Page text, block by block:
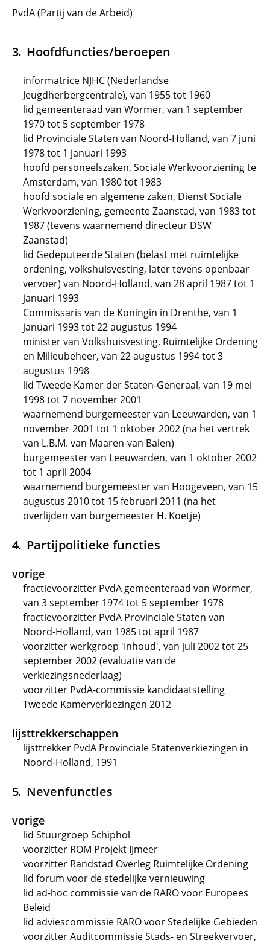
PvdA (Partij van de Arbeid)
Hoofdfuncties/beroepen
informatrice NJHC (Nederlandse
Jeugdherbergcentrale), van 1955 tot 1960
lid gemeenteraad van Wormer, van 1 september
1970 tot 5 september 1978
lid Provinciale Staten van Noord-Holland, van 7 juni
1978 tot 1 januari 1993
hoofd personeelszaken, Sociale Werkvoorziening te
Amsterdam, van 1980 tot 1983
hoofd sociale en algemene zaken, Dienst Sociale
Werkvoorziening, gemeente Zaanstad, van 1983 tot
1987 (tevens waarnemend directeur DSW
Zaanstad)
lid Gedeputeerde Staten (belast met ruimtelijke
ordening, volkshuisvesting, later tevens openbaar
vervoer) van Noord-Holland, van 28 april 1987 tot 1
januari 1993
Commissaris van de Koningin in Drenthe, van 1
januari 1993 tot 22 augustus 1994
minister van Volkshuisvesting, Ruimtelijke Ordening
en Milieubeheer, van 22 augustus 1994 tot 3
augustus 1998
lid Tweede Kamer der Staten-Generaal, van 19 mei
1998 tot 7 november 2001
waarnemend burgemeester van Leeuwarden, van 1
november 2001 tot 1 oktober 2002 (na het vertrek
van L.B.M. van Maaren-van Balen)
burgemeester van Leeuwarden, van 1 oktober 2002
tot 1 april 2004
waarnemend burgemeester van Hoogeveen, van 15
augustus 2010 tot 15 februari 2011 (na het
overlijden van burgemeester H. Koetje)
Partijpolitieke functies
vorige
fractievoorzitter PvdA gemeenteraad van Wormer,
van 3 september 1974 tot 5 september 1978
fractievoorzitter PvdA Provinciale Staten van
Noord-Holland, van 1985 tot april 1987
voorzitter werkgroep 'Inhoud', van juli 2002 tot 25
september 2002 (evaluatie van de
verkiezingsnederlaag)
voorzitter PvdA-commissie kandidaatstelling
Tweede Kamerverkiezingen 2012
lijsttrekkerschappen
lijsttrekker PvdA Provinciale Statenverkiezingen in
Noord-Holland, 1991
Nevenfuncties
vorige
lid Stuurgroep Schiphol
voorzitter ROM Projekt IJmeer
voorzitter Randstad Overleg Ruimtelijke Ordening
lid forum voor de stedelijke vernieuwing
lid ad-hoc commissie van de RARO voor Europees
Beleid
lid adviescommissie RARO voor Stedelijke Gebieden
voorzitter Auditcommissie Stads- en Streekvervoer,